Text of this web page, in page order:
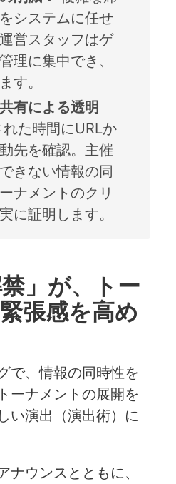
システムに任せ
営スタッフはゲ
理に集中でき、
す。
有による透明
た時間にURLか
先を確認。主催
きない情報の同
ナメントのクリ
に証明します。
禁」が、トー
張感を高め
で、情報の同時性を
ーナメントの展開を
い演出（演出術）に
ナウンスとともに、